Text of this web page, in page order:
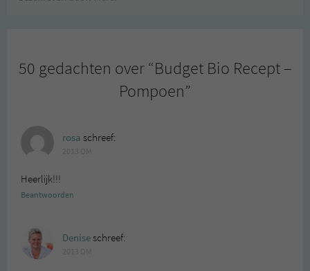
50 gedachten over “Budget Bio Recept –
Pompoen”
rosa schreef:
Heerlijk!!!
Beantwoorden
Deniseschreef: